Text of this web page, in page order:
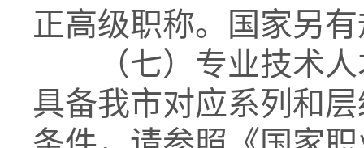
正高级职称。国家另
（七）专业技术人
具备我市对应系列和